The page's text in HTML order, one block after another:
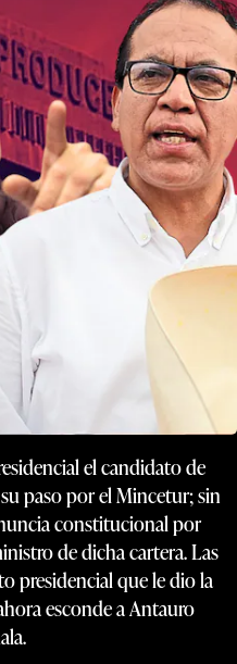
el candidato de
paso por el Mincetur; sin
constitucional por
de dicha cartera. Las
presidencial que le dio la
esconde a Antauro